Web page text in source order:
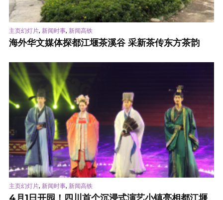
主页幻灯片, 新闻时事, 新闻高铁
海外华文媒体探都江堰茶溪谷 采新茶传东方茶韵
主页幻灯片, 新闻时事, 新闻高铁
4月1日开园！四川首个沉浸式演艺小镇亮相都江堰